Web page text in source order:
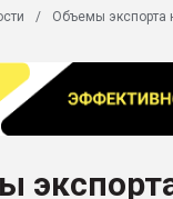
выходит на
рынке
Объемы экспорта